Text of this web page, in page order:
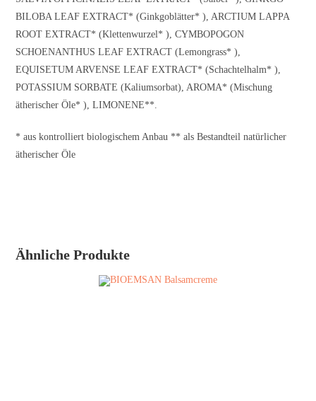
BILOBA LEAF EXTRACT* (Ginkgoblätter* ), ARCTIUM LAPPA
ROOT EXTRACT* (Klettenwurzel* ), CYMBOPOGON
SCHOENANTHUS LEAF EXTRACT (Lemongrass* ),
EQUISETUM ARVENSE LEAF EXTRACT* (Schachtelhalm* ),
POTASSIUM SORBATE (Kaliumsorbat), AROMA* (Mischung
ätherischer Öle* ), LIMONENE**.
* aus kontrolliert biologischem Anbau ** als Bestandteil natürlicher
ätherischer Öle
Ähnliche Produkte